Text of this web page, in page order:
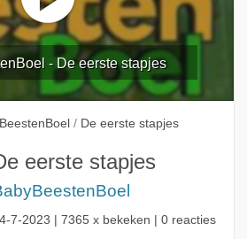
- De eerste stapjes
/ De eerste stapjes
eerste stapjes
7-2023 | 7365 x bekeken | 0 reacties